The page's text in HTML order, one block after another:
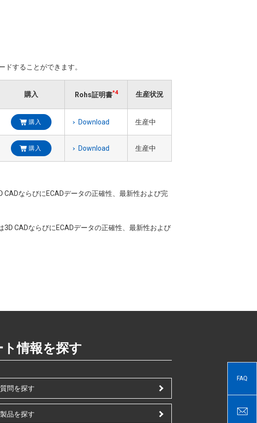
することができます。
購入 Rohs証明書*4 生産状況
購入 Download 生産中
購入 Download 生産中
ならびにECADデータの正確性、最新性および完
CADならびにECADデータの正確性、最新性および
ト情報を探す
問を探す
品を探す
FAQ